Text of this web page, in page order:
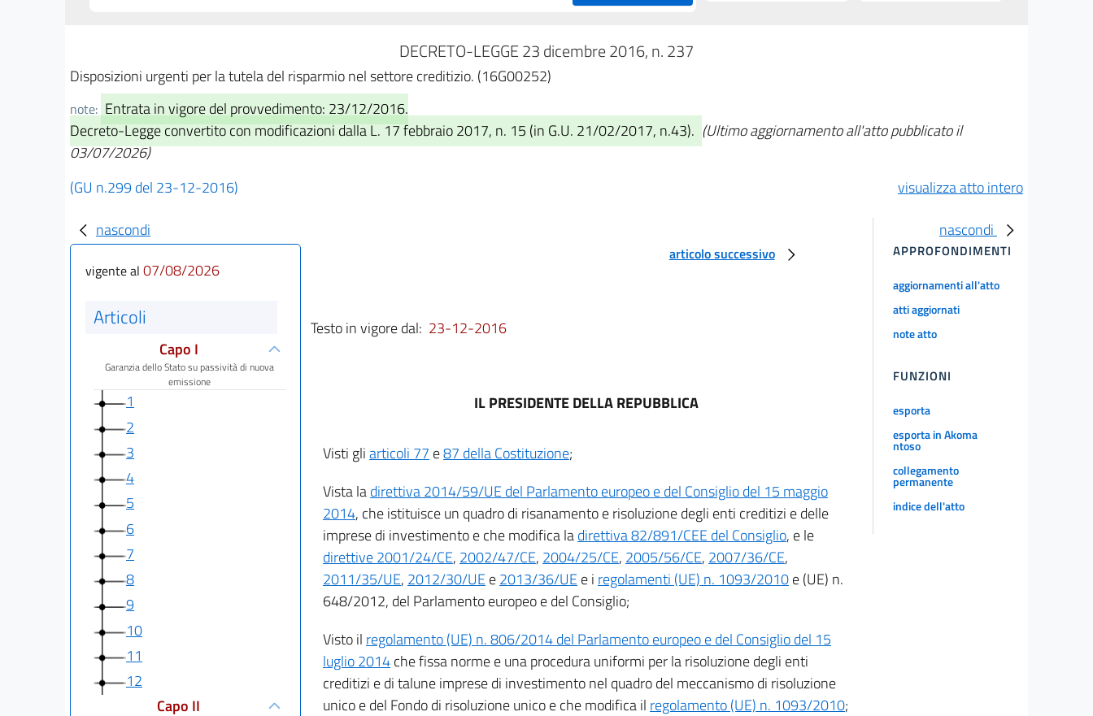
DECRETO-LEGGE 23 dicembre 2016, n. 237
Disposizioni urgenti per la tutela del risparmio nel settore creditizio. (16G00252)
note: Entrata in vigore del provvedimento: 23/12/2016.
Decreto-Legge convertito con modificazioni dalla L. 17 febbraio 2017, n. 15 (in G.U. 21/02/2017, n.43). (Ultimo aggiornamento all'atto pubblicato il
03/07/2026)
(GU n.299 del 23-12-2016)
visualizza atto intero
nascondi
vigente al 07/08/2026
Articoli
Capo I
Garanzia dello Stato su passività di nuova
emissione
1
2
3
4
5
6
7
8
9
10
11
12
Capo II
articolo successivo
Testo in vigore dal: 23-12-2016
IL PRESIDENTE DELLA REPUBBLICA
Visti gliarticoli 77 e87 della Costituzione;
Vista ladirettiva 2014/59/UE del Parlamento europeo e del Consiglio del 15 maggio
2014, che istituisce un quadro di risanamento e risoluzione degli enti creditizi e delle
imprese di investimento e che modifica ladirettiva 82/891/CEE del Consiglio, e le
direttive 2001/24/CE, 2002/47/CE, 2004/25/CE, 2005/56/CE, 2007/36/CE,
2011/35/UE, 2012/30/UE e2013/36/UE e i regolamenti (UE) n. 1093/2010e (UE) n.
648/2012, del Parlamento europeo e del Consiglio;
Visto il regolamento (UE) n. 806/2014 del Parlamento europeo e del Consiglio del 15
luglio 2014che fissa norme e una procedura uniformi per la risoluzione degli enti
creditizi e di talune imprese di investimento nel quadro del meccanismo di risoluzione
unico e del Fondo di risoluzione unico e che modifica il regolamento (UE) n. 1093/2010;
nascondi
APPROFONDIMENTI
aggiornamenti all'atto
atti aggiornati
note atto
FUNZIONI
esporta
esporta in Akoma
ntoso
collegamento
permanente
indice dell'atto